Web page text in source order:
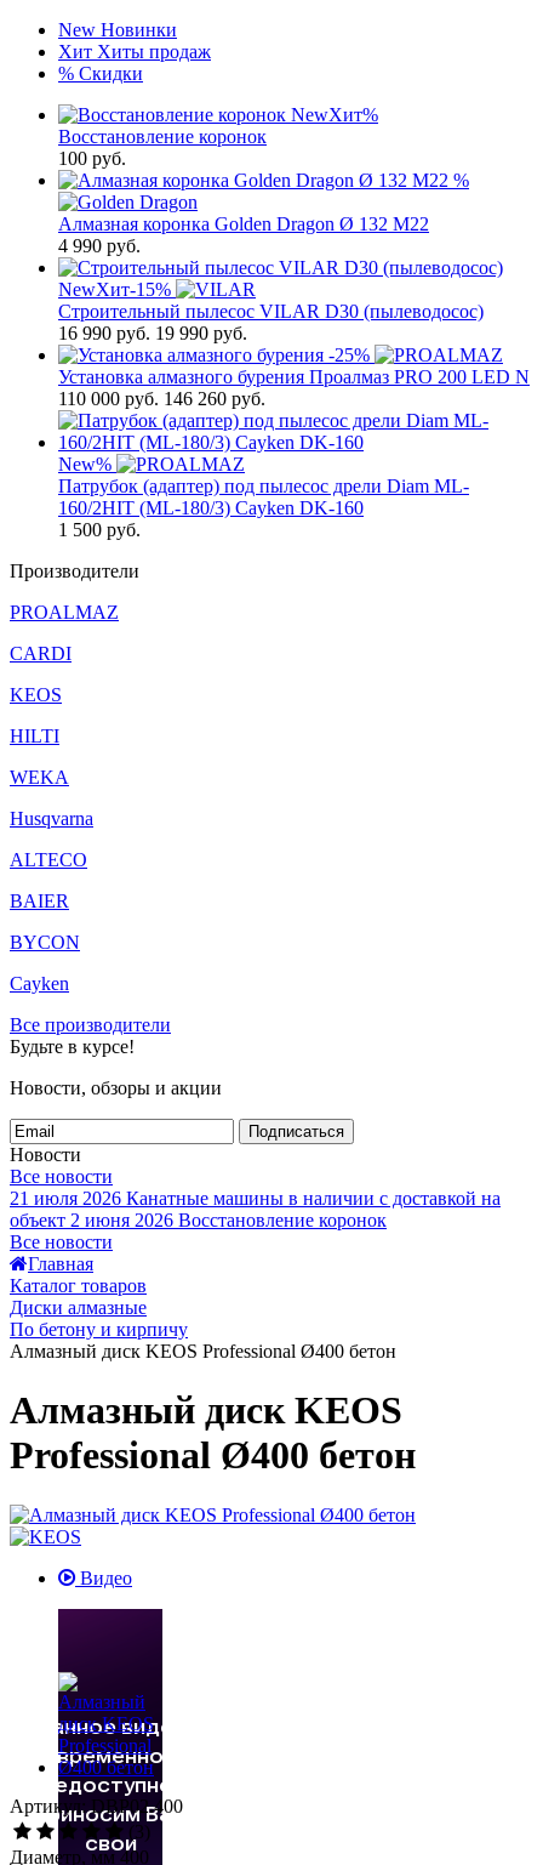
New Новинки
Хит Хиты продаж
% Скидки
NewХит%
Восстановление коронок
100 руб.
%
Алмазная коронка Golden Dragon Ø 132 М22
4 990 руб.
NewХит-15%
Строительный пылесос VILAR D30 (пылеводосос)
16 990 руб. 19 990 руб.
-25%
Установка алмазного бурения Проалмаз PRO 200 LED N
110 000 руб. 146 260 руб.
New%
Патрубок (адаптер) под пылесос дрели Diam ML-
160/2HIT (ML-180/3) Cayken DK-160
1 500 руб.
Производители
PROALMAZ
CARDI
KEOS
HILTI
WEKA
Husqvarna
ALTECO
BAIER
BYCON
Cayken
Все производители
Будьте в курсе!
Новости, обзоры и акции
Подписаться
Новости
Все новости
21 июля 2026 Канатные машины в наличии с доставкой на
объект 2 июня 2026 Восстановление коронок
Все новости
Главная
Каталог товаров
Диски алмазные
По бетону и кирпичу
Алмазный диск KEOS Professional Ø400 бетон
Алмазный диск KEOS
Professional Ø400 бетон
Видео
Артикул: DBP02.400
(3)
Диаметр, мм 400